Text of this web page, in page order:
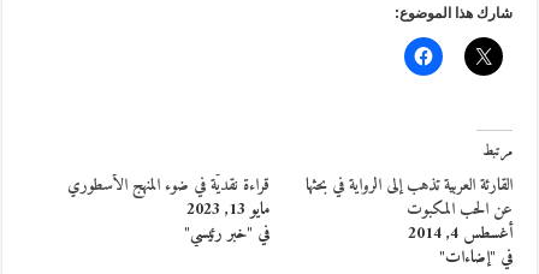
شارك هذا الموضوع:
مرتبط
القارئة العربية تذهب إلى الرواية في بحثها
عن الحب المكبوت
أغسطس 4, 2014
في "إضاءات"
قراءة نقديّة في ضوء المنهج الأسطوري
مايو 13, 2023
في "خبر رئيسي"